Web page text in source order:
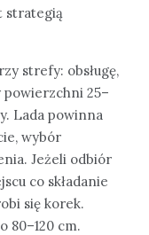
strategią
strefy: obsługę,
powierzchni 25–
Lada powinna
wybór
Jeżeli odbiór
co składanie
się korek.
80–120 cm.